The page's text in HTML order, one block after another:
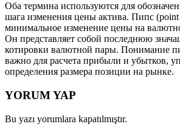
Оба термина используются для
шага изменения цены актива. Пипс (point
минимальное изменение цены на
Он представляет собой последнюю
котировки валютной пары. Понимание
важно для расчета прибыли и убытков,
определения размера позиции на рынке.
YORUM YAP
Bu yazı yorumlara kapatılmıştır.